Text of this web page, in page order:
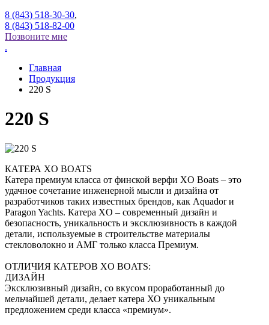
8 (843) 518-30-30,
8 (843) 518-82-00
Позвоните мне
.
Главная
Продукция
220 S
220 S
КАТЕРА XO BOATS
Катера премиум класса от финской верфи XO Boats – это
удачное сочетание инженерной мысли и дизайна от
разработчиков таких известных брендов, как Aquador и
Paragon Yachts. Катера XO – современный дизайн и
безопасность, уникальность и эксклюзивность в каждой
детали, используемые в строительстве материалы
стекловолокно и АМГ только класса Премиум.
ОТЛИЧИЯ КАТЕРОВ XO BOATS:
ДИЗАЙН
Эксклюзивный дизайн, со вкусом проработанный до
мельчайшей детали, делает катера ХО уникальным
предложением среди класса «премиум».